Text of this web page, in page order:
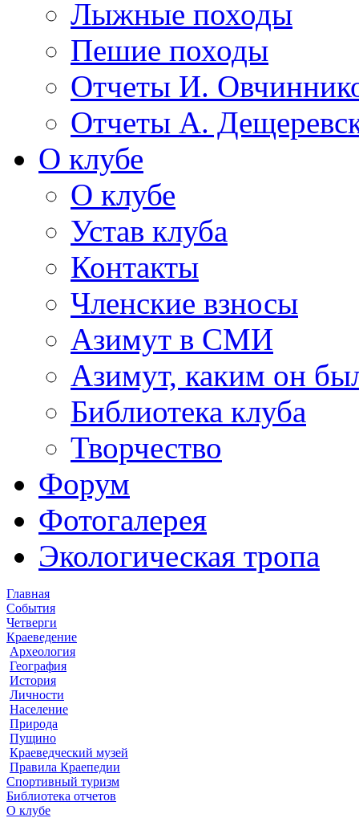
Лыжные походы
Пешие походы
Отчеты И.
Отчеты А.
О клубе
О клубе
Устав клуба
Контакты
Членские взносы
Азимут в СМИ
Азимут, каким он
Библиотека клуба
Творчество
Форум
Фотогалерея
Экологическая тропа
Главная
События
Четверги
Краеведение
Археология
География
История
Личности
Население
Природа
Пущино
Краеведческий музей
Правила Краепедии
Спортивный туризм
Библиотека отчетов
О клубе